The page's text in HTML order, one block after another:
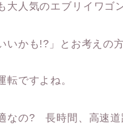
人気のエブリイワゴン
いかも!?」とお考えの
ですよね。
なの? 長時間、高速道